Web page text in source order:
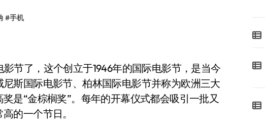
#手机
节了，这个创立于1946年的国际电影节，是当今
斯国际电影节、柏林国际电影节并称为欧洲三大
是“金棕榈奖”。每年的开幕仪式都会吸引一批又
的一个节日。